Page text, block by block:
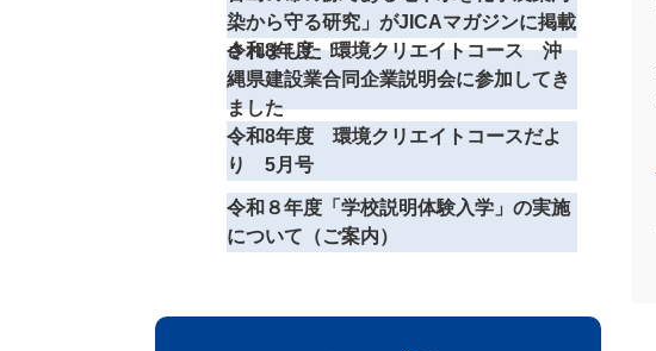
染から守る研究」がJICAマガジンに掲載
されました！
令和8年度 環境クリエイトコース 沖
縄県建設業合同企業説明会に参加してき
ました
令和8年度 環境クリエイトコースだよ
り 5月号
令和８年度「学校説明体験入学」の実施
について（ご案内）